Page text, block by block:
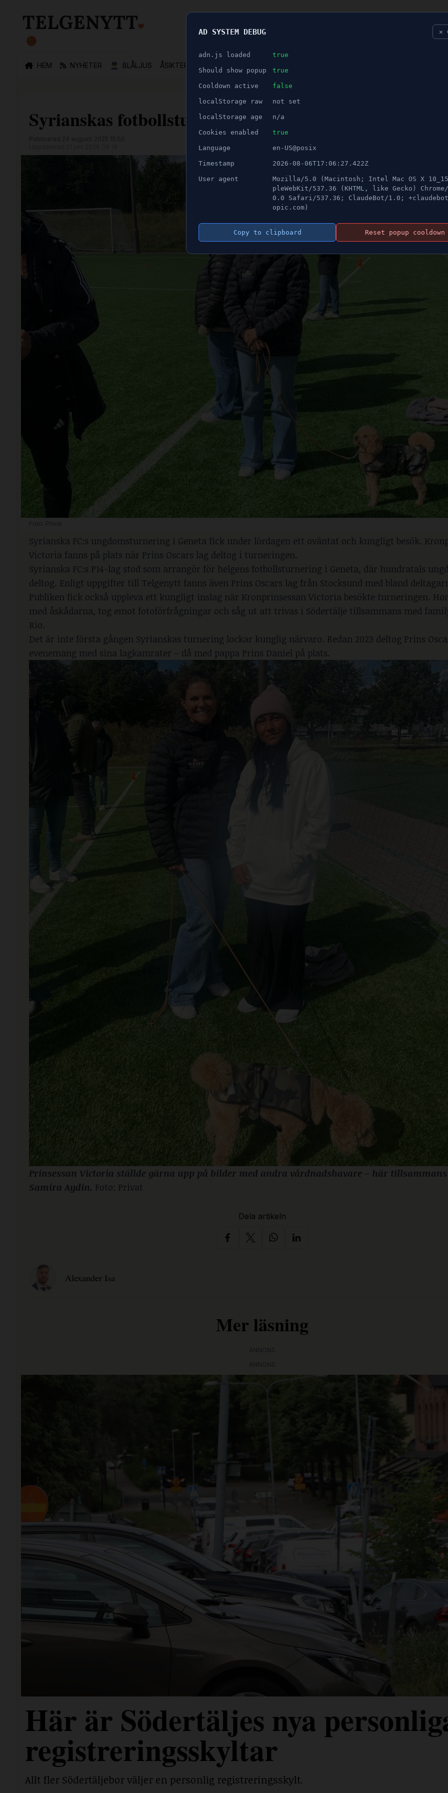
HEM NYHETER 👮🏻‍♂️ BLÅLJUS ÅSIKTER SPORT NÖJE
ANNONS
Syrianskas fotbollsturnering fick kungligt besök
Syrianska FC:s ungdomsturnering i Geneta fick under lördagen ett oväntat och kungligt besök.
Victoria fanns på plats när Prins Oscars lag deltog i turneringen.
Syrianska FC:s P14-lag stod som arrangör för helgens fotbollsturnering i Geneta, där hundratals
deltog. Enligt uppgifter till Telgenytt fanns även Prins Oscars lag från Stocksund med bland
Publiken fick också uppleva ett kungligt inslag när Kronprinsessan Victoria besökte turneringen.
med åskådarna, tog emot fotoförfrågningar och såg ut att trivas i Södertälje tillsammans med
Rio.
Det är inte första gången Syrianskas turnering lockar kunglig närvaro. Redan 2023 deltog Prins
evenemang med sina lagkamrater – då med pappa Prins Daniel på plats.
Prinsessan Victoria ställde gärna upp på bilder med andra vårdnadshavare – här
Samira Aydin. Foto: Privat
Dela artikeln
Alexander Isa
Mer läsning
Här är Södertäljes nya
registreringsskyltar
Allt fler Södertäljebor väljer en personlig registreringsskylt.
AD SYSTEM DEBUG ✕
adn.js loaded true
Should show popup true
Cooldown active false
localStorage raw not set
localStorage age n/a
Cookies enabled true
Language en-US@posix
Timestamp 2026-08-06T17:06:27.422Z
User agent
Mozilla/5.0 (Macintosh; Intel Mac OS X
pleWebKit/537.36 (KHTML, like Gecko)
0.0 Safari/537.36; ClaudeBot/1.0;
opic.com)
Copy to clipboard Reset popup cooldown